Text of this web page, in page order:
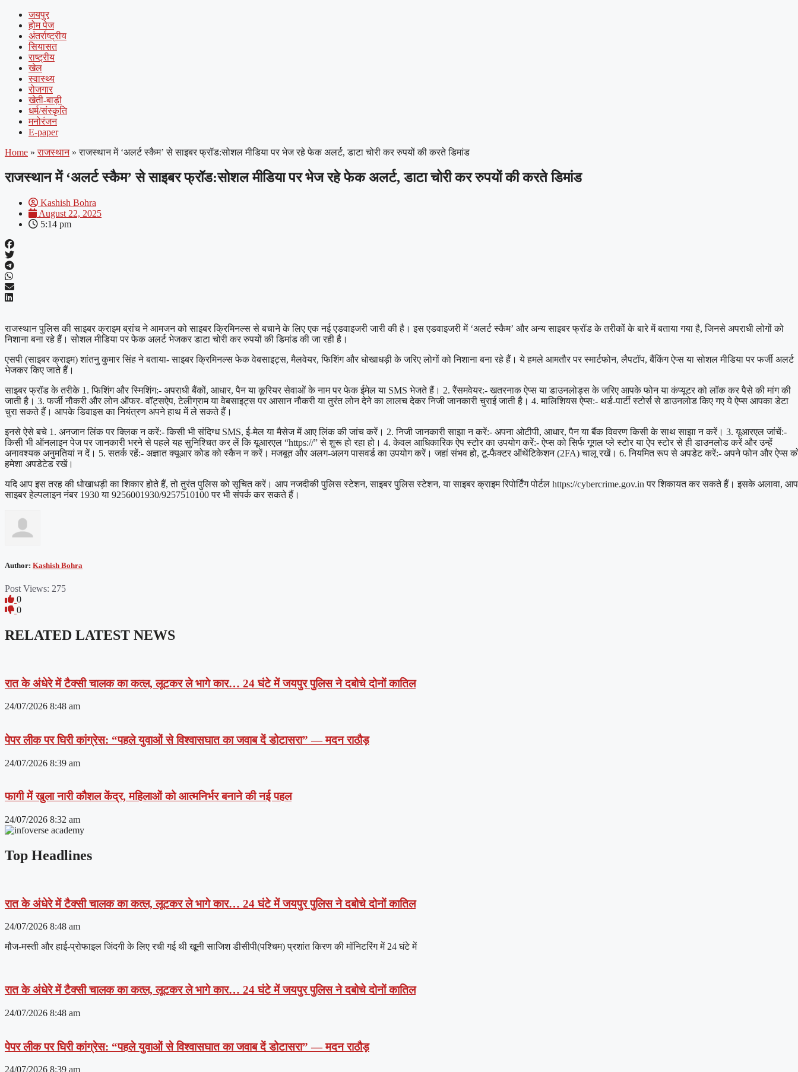
जयपुर
होम पेज
अंतर्राष्ट्रीय
सियासत
राष्ट्रीय
खेल
स्वास्थ्य
रोजगार
खेती-बाड़ी
धर्म/संस्कृति
मनोरंजन
E-paper
Home » राजस्थान » राजस्थान में ‘अलर्ट स्कैम’ से साइबर फ्रॉड:सोशल मीडिया पर भेज रहे फेक अलर्ट, डाटा चोरी कर रुपयों की करते डिमांड
राजस्थान में ‘अलर्ट स्कैम’ से साइबर फ्रॉड:सोशल मीडिया पर भेज रहे फेक अलर्ट, डाटा चोरी कर रुपयों की करते डिमांड
Kashish Bohra
August 22, 2025
5:14 pm
राजस्थान पुलिस की साइबर क्राइम ब्रांच ने आमजन को साइबर क्रिमिनल्स से बचाने के लिए एक नई एडवाइजरी जारी की है। इस एडवाइजरी में ‘अलर्ट स्कैम’ और अन्य साइबर फ्रॉड के तरीकों के बारे में बताया गया है, जिनसे अपराधी लोगों को
निशाना बना रहे हैं। सोशल मीडिया पर फेक अलर्ट भेजकर डाटा चोरी कर रुपयों की डिमांड की जा रही है।
एसपी (साइबर क्राइम) शांतनु कुमार सिंह ने बताया- साइबर क्रिमिनल्स फेक वेबसाइट्स, मैलवेयर, फिशिंग और धोखाधड़ी के जरिए लोगों को निशाना बना रहे हैं। ये हमले आमतौर पर स्मार्टफोन, लैपटॉप, बैंकिंग ऐप्स या सोशल मीडिया पर फर्जी अलर्ट
भेजकर किए जाते हैं।
साइबर फ्रॉड के तरीके 1. फिशिंग और स्मिशिंग:- अपराधी बैंकों, आधार, पैन या कूरियर सेवाओं के नाम पर फेक ईमेल या SMS भेजते हैं। 2. रैंसमवेयर:- खतरनाक ऐप्स या डाउनलोड्स के जरिए आपके फोन या कंप्यूटर को लॉक कर पैसे की मांग की
जाती है। 3. फर्जी नौकरी और लोन ऑफर- वॉट्सऐप, टेलीग्राम या वेबसाइट्स पर आसान नौकरी या तुरंत लोन देने का लालच देकर निजी जानकारी चुराई जाती है। 4. मालिशियस ऐप्स:- थर्ड-पार्टी स्टोर्स से डाउनलोड किए गए ये ऐप्स आपका डेटा
चुरा सकते हैं। आपके डिवाइस का नियंत्रण अपने हाथ में ले सकते हैं।
इनसे ऐसे बचे 1. अनजान लिंक पर क्लिक न करें:- किसी भी संदिग्ध SMS, ई-मेल या मैसेज में आए लिंक की जांच करें। 2. निजी जानकारी साझा न करें:- अपना ओटीपी, आधार, पैन या बैंक विवरण किसी के साथ साझा न करें। 3. यूआरएल जांचें:-
किसी भी ऑनलाइन पेज पर जानकारी भरने से पहले यह सुनिश्चित कर लें कि यूआरएल “https://” से शुरू हो रहा हो। 4. केवल आधिकारिक ऐप स्टोर का उपयोग करें:- ऐप्स को सिर्फ गूगल प्ले स्टोर या ऐप स्टोर से ही डाउनलोड करें और उन्हें
अनावश्यक अनुमतियां न दें। 5. सतर्क रहें:- अज्ञात क्यूआर कोड को स्कैन न करें। मजबूत और अलग-अलग पासवर्ड का उपयोग करें। जहां संभव हो, टू-फैक्टर ऑथेंटिकेशन (2FA) चालू रखें। 6. नियमित रूप से अपडेट करें:- अपने फोन और ऐप्स
हमेशा अपडेटेड रखें।
यदि आप इस तरह की धोखाधड़ी का शिकार होते हैं, तो तुरंत पुलिस को सूचित करें। आप नजदीकी पुलिस स्टेशन, साइबर पुलिस स्टेशन, या साइबर क्राइम रिपोर्टिंग पोर्टल https://cybercrime.gov.in पर शिकायत कर सकते हैं। इसके अलावा, आप
साइबर हेल्पलाइन नंबर 1930 या 9256001930/9257510100 पर भी संपर्क कर सकते हैं।
Author: Kashish Bohra
Post Views: 275
0
0
RELATED LATEST NEWS
रात के अंधेरे में टैक्सी चालक का कत्ल, लूटकर ले भागे कार… 24 घंटे में जयपुर पुलिस ने दबोचे दोनों कातिल
24/07/2026 8:48 am
पेपर लीक पर घिरी कांग्रेस: “पहले युवाओं से विश्वासघात का जवाब दें डोटासरा” — मदन राठौड़
24/07/2026 8:39 am
फागी में खुला नारी कौशल केंद्र, महिलाओं को आत्मनिर्भर बनाने की नई पहल
24/07/2026 8:32 am
Top Headlines
रात के अंधेरे में टैक्सी चालक का कत्ल, लूटकर ले भागे कार… 24 घंटे में जयपुर पुलिस ने दबोचे दोनों कातिल
24/07/2026 8:48 am
मौज-मस्ती और हाई-प्रोफाइल जिंदगी के लिए रची गई थी खूनी साजिश डीसीपी(पश्चिम) प्रशांत किरण की मॉनिटरिंग में 24 घंटे में
रात के अंधेरे में टैक्सी चालक का कत्ल, लूटकर ले भागे कार… 24 घंटे में जयपुर पुलिस ने दबोचे दोनों कातिल
24/07/2026 8:48 am
पेपर लीक पर घिरी कांग्रेस: “पहले युवाओं से विश्वासघात का जवाब दें डोटासरा” — मदन राठौड़
24/07/2026 8:39 am